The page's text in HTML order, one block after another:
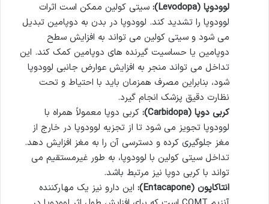
لوودوپا (Levodopa):
سیتی کولین ممکن است اثرات
لوودوپا را تشدید کند. لوودوپا در بدن به دوپامین تبدیل
می شود و سیتی کولین می تواند به افزایش سطح
دوپامین یا حساسیت گیرنده های دوپامین کمک کند. این
تداخل می تواند منجر به افزایش عوارض جانبی لوودوپا
شود، بنابراین مصرف همزمان باید با احتیاط و تحت
نظارت دقیق پزشک انجام گیرد.
کربی دوپا (Carbidopa):
کربی دوپا معمولاً همراه با
لوودوپا تجویز می شود تا از تجزیه لوودوپا در خارج از
مغز جلوگیری کرده و دسترسی آن را به مغز افزایش دهد.
تداخل سیتی کولین با لوودوپا، به طور غیرمستقیم می
تواند با کربی دوپا نیز مرتبط باشد.
انتاکاپون (Entacapone):
این دارو نیز یک مهارکننده